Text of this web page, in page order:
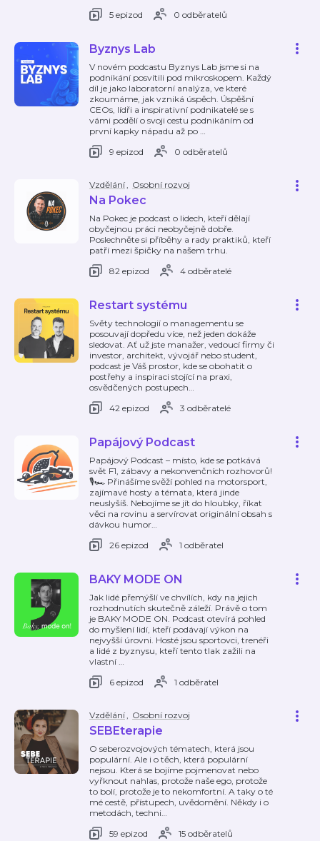
5 epizod
0 odběratelů
Byznys Lab
V novém podcastu Byznys Lab jsme si na
podnikání posvítili pod mikroskopem. Každý
díl je jako laboratorní analýza, ve které
zkoumáme, jak vzniká úspěch. Úspěšní
CEOs, lídři a inspirativní podnikatelé se s
vámi podělí o svoji cestu podnikáním od
první kapky nápadu až po …
9 epizod
0 odběratelů
Vzdělání, Osobní rozvoj
Na Pokec
Na Pokec je podcast o lidech, kteří dělají
obyčejnou práci neobyčejně dobře.
Poslechněte si příběhy a rady praktiků, kteří
patří mezi špičky na našem trhu.
82 epizod
4 odběratelé
Restart systému
Světy technologií o managementu se
posouvají dopředu více, než jeden dokáže
sledovat. Ať už jste manažer, vedoucí firmy či
investor, architekt, vývojář nebo student,
podcast je Váš prostor, kde se obohatit o
postřehy a inspiraci stojící na praxi,
osvědčených postupech…
42 epizod
3 odběratelé
Papájový Podcast
Papájový Podcast – místo, kde se potkává
svět F1, zábavy a nekonvenčních rozhovorů!
🎙️🏎️ Přinášíme svěží pohled na motorsport,
zajímavé hosty a témata, která jinde
neuslyšíš. Nebojíme se jít do hloubky, říkat
věci na rovinu a servírovat originální obsah s
dávkou humor…
26 epizod
1 odběratel
BAKY MODE ON
Jak lidé přemýšlí ve chvílích, kdy na jejich
rozhodnutích skutečně záleží. Právě o tom
je BAKY MODE ON. Podcast otevírá pohled
do myšlení lidí, kteří podávají výkon na
nejvyšší úrovni. Hosté jsou sportovci, trenéři
a lidé z byznysu, kteří tento tlak zažili na
vlastní …
6 epizod
1 odběratel
Vzdělání, Osobní rozvoj
SEBEterapie
O seberozvojových tématech, která jsou
populární. Ale i o těch, která populární
nejsou. Která se bojíme pojmenovat nebo
vyřknout nahlas, protože naše ego, protože
to bolí, protože je to nekomfortní. A taky o té
mé cestě, přístupech, uvědomění. Někdy i o
metodách, techni…
59 epizod
15 odběratelů